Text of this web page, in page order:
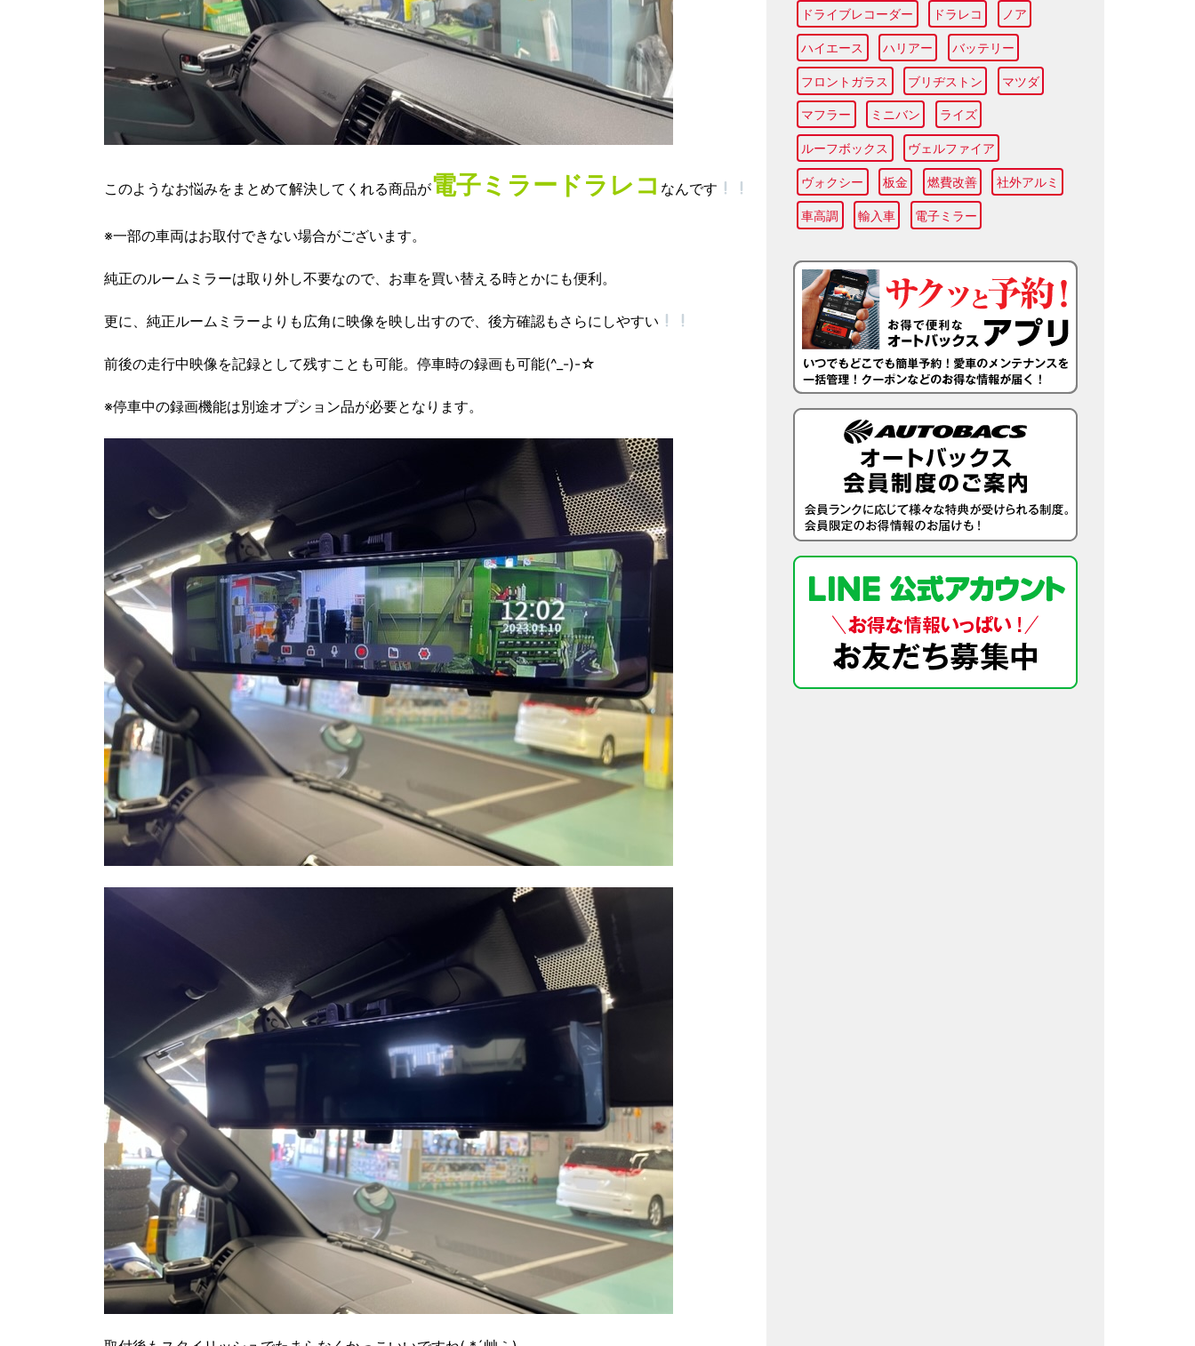
このようなお悩みをまとめて解決してくれる商品が電子ミラードラレコ なんです
※一部の車両はお取付できない場合がございます。
純正のルームミラーは取り外し不要なので、お車を買い替える時とかにも便利。
更に、純正ルームミラーよりも広角に映像を映し出すので、後方確認もさらにしやすい
前後の走行中映像を記録として残すことも可能。停車時の録画も可能(^_-)-☆
※停車中の録画機能は別途オプション品が必要となります。
ドライブレコーダー ドラレコ ノア
ハイエース ハリアー バッテリー
フロントガラス ブリヂストン マツダ
マフラー ミニバン ライズ
ルーフボックス ヴェルファイア
ヴォクシー 板金 燃費改善 社外アルミ
車高調 輸入車 電子ミラー